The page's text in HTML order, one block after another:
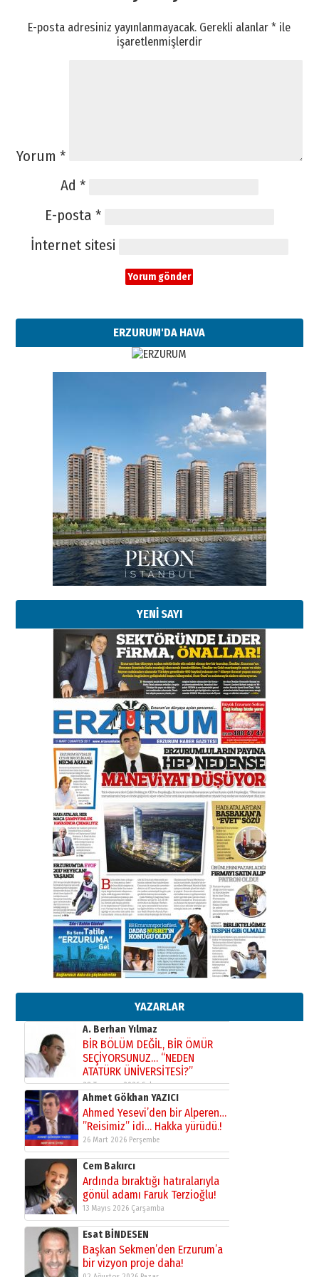
E-posta adresiniz yayınlanmayacak. Gerekli alanlar* ile
işaretlenmişlerdir
Yorum *
Ad *
E-posta *
İnternet sitesi
ERZURUM'DA HAVA
YENİ SAYI
YAZARLAR
Esat BİNDESEN
Başkan Sekmen’den Erzurum’a
bir vizyon proje daha!
02 Ağustos 2026 Pazar
Kadir SABUNCUOĞLU
Erzurumspor’un köşe taşları
29 Haziran 2026 Pazartesi
Kenan GÜLERCİ
Murat Şahsuvaroğlu ERKON’da
çıtayı yukarı taşırken,
yönetimdekiler aşağı
çekmemeli!
17 Şubat 2026 SalıOrhan BOZKURT
Bir fotoğraf, bir şehir, bir
gazeteci… Dizginler kimin
A. Berhan Yılmaz
BİR BÖLÜM DEĞİL, BİR ÖMÜR
SEÇİYORSUNUZ… “NEDEN
ATATÜRK ÜNİVERSİTESİ?”
28 Temmuz 2026 Salı
Ahmet Gökhan YAZICI
Ahmed Yesevi’den bir Alperen…
”Reisimiz” idi… Hakka yürüdü.!
26 Mart 2026 Perşembe
Cem Bakırcı
Ardında bıraktığı hatıralarıyla
gönül adamı Faruk Terzioğlu!
13 Mayıs 2026 Çarşamba
Esat BİNDESEN
Başkan Sekmen’den Erzurum’a
bir vizyon proje daha!